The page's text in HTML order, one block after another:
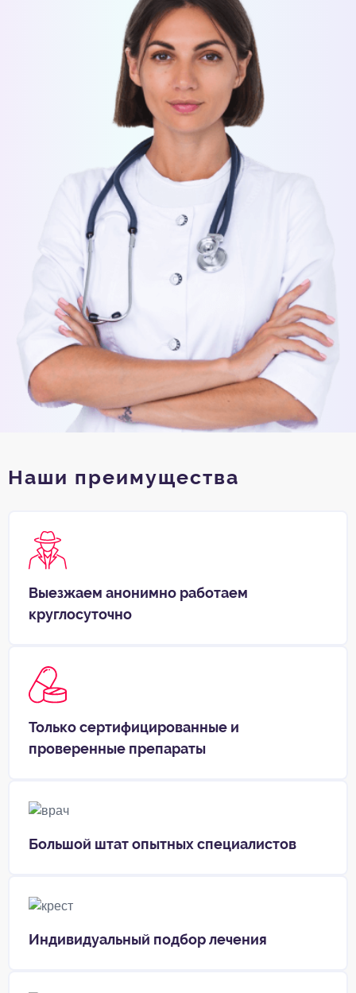
Наши преимущества
Выезжаем анонимно работаем
круглосуточно
Только сертифицированные и
проверенные препараты
Большой штат опытных специалистов
Индивидуальный подбор лечения